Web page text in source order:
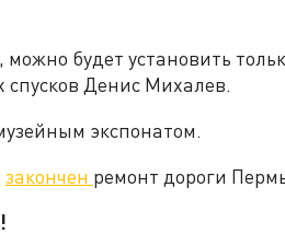
будет установить
спусков Денис Михалев.
экспонатом.
закончен ремонт дороги